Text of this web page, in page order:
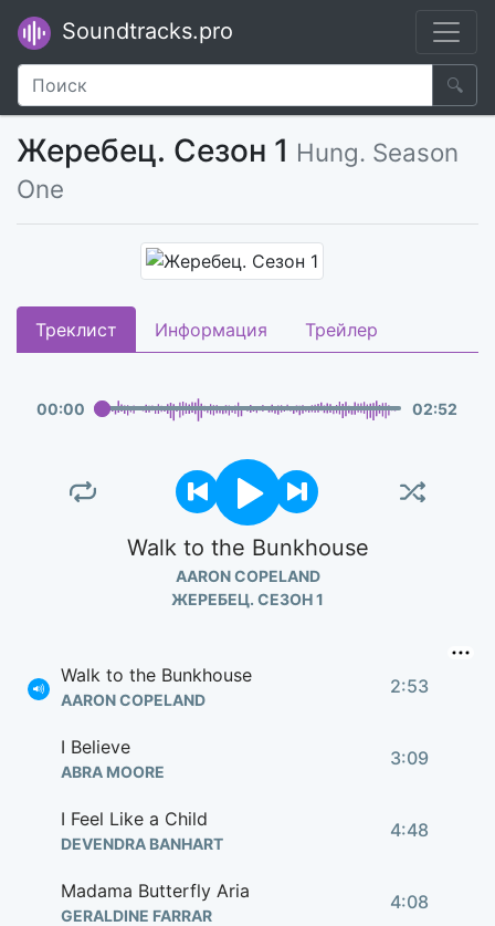
Soundtracks.pro
🔍
Жеребец. Сезон 1 Hung. Season
One
Треклист Информация Трейлер
00:00 02:52
Walk to the Bunkhouse
AARON COPELAND
ЖЕРЕБЕЦ. СЕЗОН 1
Walk to the Bunkhouse
AARON COPELAND
2:53
I Believe
ABRA MOORE
3:09
I Feel Like a Child
DEVENDRA BANHART
4:48
Madama Butterfly Aria
GERALDINE FARRAR
4:08